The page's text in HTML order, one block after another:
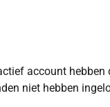
account
niet hebben